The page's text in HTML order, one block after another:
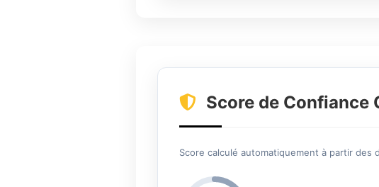
Score de Confiance
Score calculé automatiquement à partir des